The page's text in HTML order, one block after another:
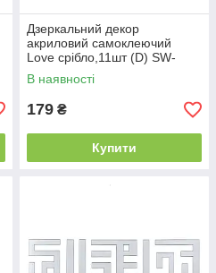
Дзеркальний декор
акриловий самоклеючий
Love срібло,11шт (D) SW-
00002495
В наявності
179 ₴
Купити